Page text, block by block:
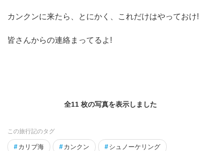
カンクンに来たら、とにかく、これだけはやっておけ!
皆さんからの連絡まってるよ!
全11 枚の写真を表示しました
この旅行記のタグ
# カリブ海 # カンクン # シュノーケリング